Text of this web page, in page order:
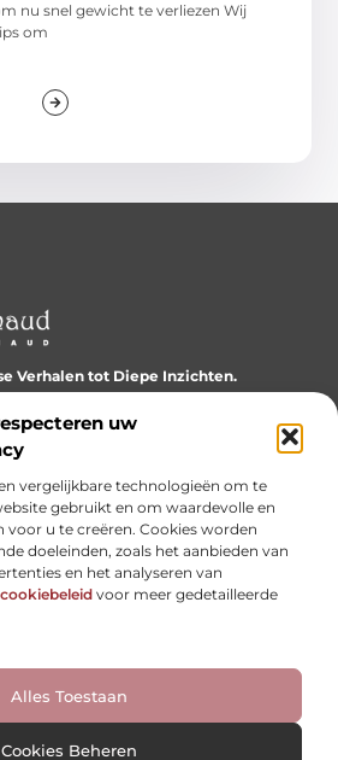
uw
vergelijkbare technologieën om te
gebruikt en om waardevolle en
voor u te creëren. Cookies worden
doeleinden, zoals het aanbieden van
en het analyseren van
cookiebeleid voor meer gedetailleerde
Alles Toestaan
Cookies Beheren
nu snel gewicht te verliezen Wij
om
Verhalen tot Diepe Inzichten.
vol diverse blogs en artikelen die je
en nieuwe perspectieven bieden.
Cookiebeleid (EU)
All Right Reserved.